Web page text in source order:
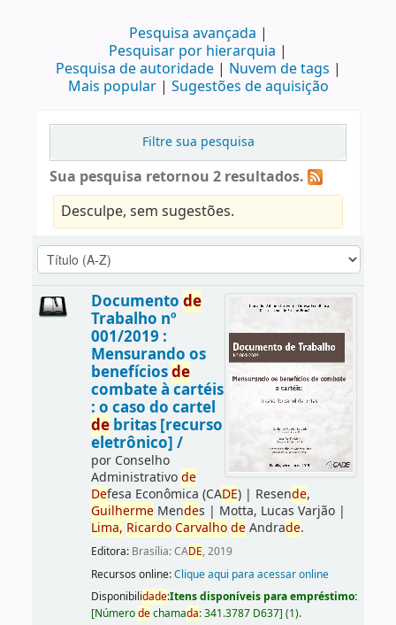
Pesquisa avançada
Pesquisar por hierarquia
Pesquisa de autoridade
Nuvem de tags
Mais popular
Sugestões de aquisição
Filtre sua pesquisa
Sua pesquisa retornou 2 resultados.
Desculpe, sem sugestões.
Documento de
Trabalho nº
001/2019 :
Mensurando os
benefíciosde
combate à cartéis
: o caso do cartel
debritas [recurso
eletrônico] /
por Conselho
Administrativode
Defesa Econômica (CADE)| Resende,
GuilhermeMendes | Motta, Lucas Varjão|
Lima, Ricardo Carvalho deAndrade.
Editora: Brasília: CADE, 2019
Recursos online:Clique aqui para acessar online
Disponibilidade:Itens disponíveis para empréstimo:
[Númerodechamada:341.3787 D637] (1).